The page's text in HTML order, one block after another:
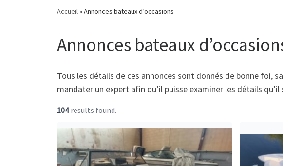
Accueil»Annonces bateaux d’occasions
Annonces bateaux
Tous les détails de ces annonces sont donnés de bonne foi,
mandater un expert afin qu’il puisse examiner les détails
104 results found.